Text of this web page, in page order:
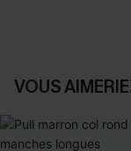
VOUS